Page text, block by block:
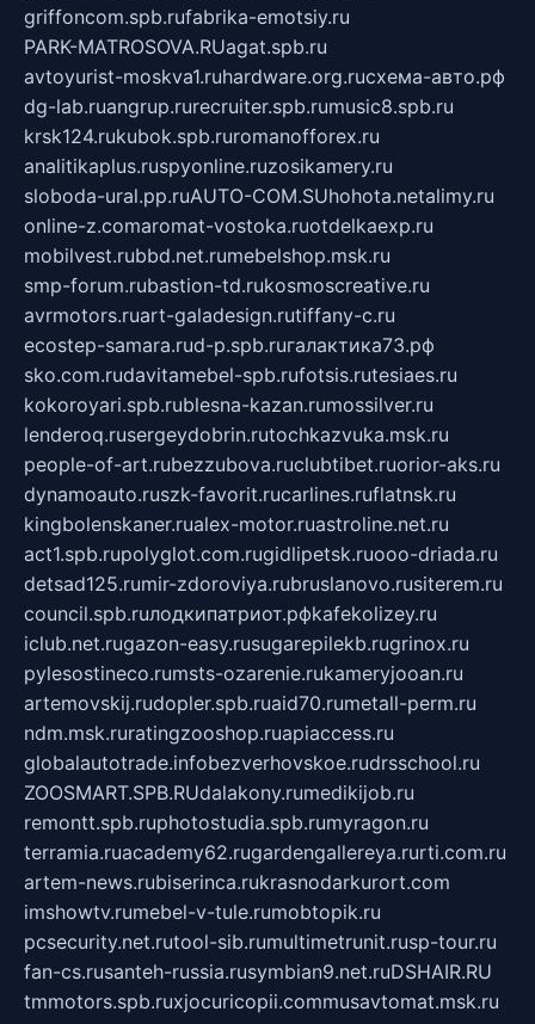
griffoncom.spb.rufabrika-emotsiy.ru
PARK-MATROSOVA.RUagat.spb.ru
avtoyurist-moskva1.ruhardware.org.ruсхема-авто.рф
dg-lab.ruangrup.rurecruiter.spb.rumusic8.spb.ru
krsk124.rukubok.spb.ruromanofforex.ru
analitikaplus.ruspyonline.ruzosikamery.ru
sloboda-ural.pp.ruAUTO-COM.SUhohota.netalimy.ru
online-z.comaromat-vostoka.ruotdelkaexp.ru
mobilvest.rubbd.net.rumebelshop.msk.ru
smp-forum.rubastion-td.rukosmoscreative.ru
avrmotors.ruart-galadesign.rutiffany-c.ru
ecostep-samara.rud-p.spb.ruгалактика73.рф
sko.com.rudavitamebel-spb.rufotsis.rutesiaes.ru
kokoroyari.spb.rublesna-kazan.rumossilver.ru
lenderoq.rusergeydobrin.rutochkazvuka.msk.ru
people-of-art.rubezzubova.ruclubtibet.ruorior-aks.ru
dynamoauto.ruszk-favorit.rucarlines.ruflatnsk.ru
kingbolenskaner.rualex-motor.ruastroline.net.ru
act1.spb.rupolyglot.com.rugidlipetsk.ruooo-driada.ru
detsad125.rumir-zdoroviya.rubruslanovo.rusiterem.ru
council.spb.ruлодкипатриот.рфkafekolizey.ru
iclub.net.rugazon-easy.rusugarepilekb.rugrinox.ru
pylesostineco.rumsts-ozarenie.rukameryjooan.ru
artemovskij.rudopler.spb.ruaid70.rumetall-perm.ru
ndm.msk.ruratingzooshop.ruapiaccess.ru
globalautotrade.infobezverhovskoe.rudrsschool.ru
ZOOSMART.SPB.RUdalakony.rumedikijob.ru
remontt.spb.ruphotostudia.spb.rumyragon.ru
terramia.ruacademy62.rugardengallereya.rurti.com.ru
artem-news.rubiserinca.rukrasnodarkurort.com
imshowtv.rumebel-v-tule.rumobtopik.ru
pcsecurity.net.rutool-sib.rumultimetrunit.rusp-tour.ru
fan-cs.rusanteh-russia.rusymbian9.net.ruDSHAIR.RU
tmmotors.spb.ruxjocuricopii.commusavtomat.msk.ru